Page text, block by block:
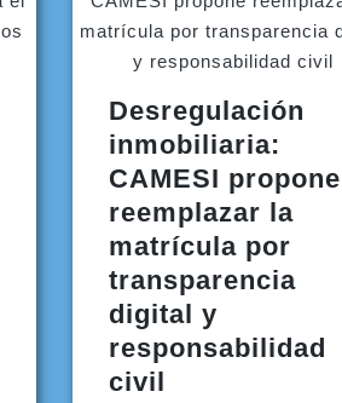
Desregulación
inmobiliaria:
CAMESI propone
reemplazar la
matrícula por
transparencia
digital y
responsabilidad
civil